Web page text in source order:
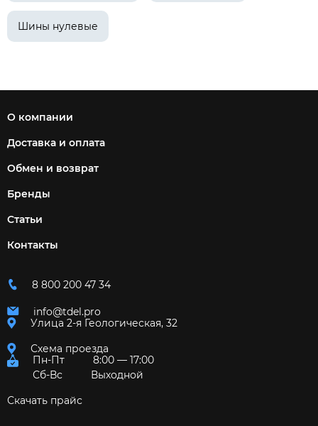
Шины нулевые
О компании
Доставка и оплата
Обмен и возврат
Бренды
Статьи
Контакты
8 800 200 47 34
info@tdel.pro
Улица 2-я Геологическая, 32
Схема проезда
Пн-Пт
8:00 — 17:00
Сб-Вс
Выходной
Скачать прайс